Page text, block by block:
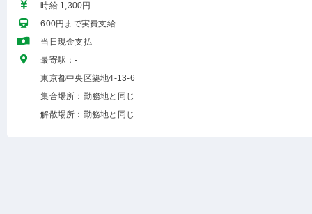
時給 1,300円
600円まで実費支給
当日現金支払
最寄駅：-
東京都中央区築地4-13-6
集合場所：勤務地と同じ
解散場所：勤務地と同じ